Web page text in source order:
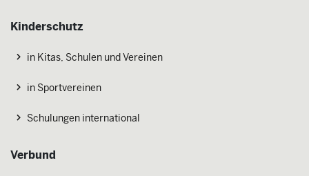
Kinderschutz
in Kitas, Schulen und Vereinen
in Sportvereinen
Schulungen international
Verbund